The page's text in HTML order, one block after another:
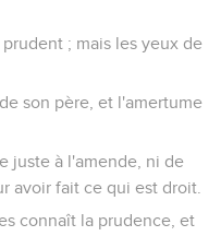
; mais les yeux de
son père, et l'amertume
juste à l'amende, ni de
avoir fait ce qui est droit.
connaît la prudence, et